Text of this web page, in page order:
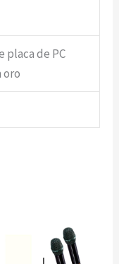
placa de PC
oro